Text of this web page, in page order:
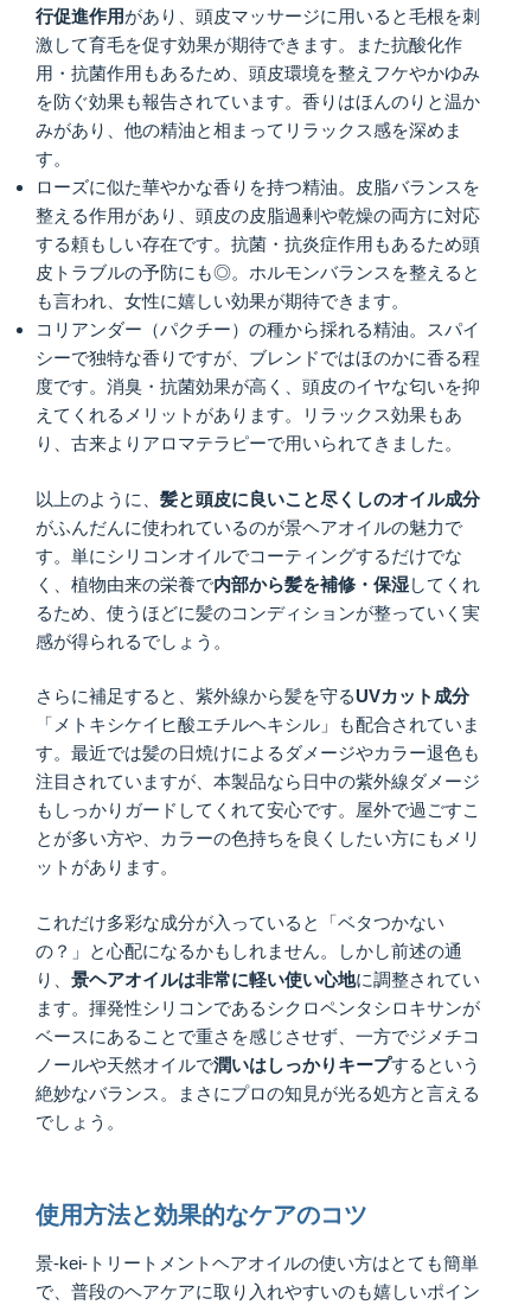
行促進作用があり、頭皮マッサージに用いると毛根を刺
激して育毛を促す効果が期待できます。また抗酸化作
用・抗菌作用もあるため、頭皮環境を整えフケやかゆみ
を防ぐ効果も報告されています。香りはほんのりと温か
みがあり、他の精油と相まってリラックス感を深めま
す。
ローズに似た華やかな香りを持つ精油。皮脂バランスを
整える作用があり、頭皮の皮脂過剰や乾燥の両方に対応
する頼もしい存在です。抗菌・抗炎症作用もあるため頭
皮トラブルの予防にも◎。ホルモンバランスを整えると
も言われ、女性に嬉しい効果が期待できます。
コリアンダー（パクチー）の種から採れる精油。スパイ
シーで独特な香りですが、ブレンドではほのかに香る程
度です。消臭・抗菌効果が高く、頭皮のイヤな匂いを抑
えてくれるメリットがあります。リラックス効果もあ
り、古来よりアロマテラピーで用いられてきました。
以上のように、 髪と頭皮に良いこと尽くしのオイル成分
がふんだんに使われているのが景ヘアオイルの魅力で
す。単にシリコンオイルでコーティングするだけでな
く、植物由来の栄養で内部から髪を補修・保湿してくれ
るため、使うほどに髪のコンディションが整っていく実
感が得られるでしょう。
さらに補足すると、紫外線から髪を守るUVカット成分
「メトキシケイヒ酸エチルヘキシル」も配合されていま
す。最近では髪の日焼けによるダメージやカラー退色も
注目されていますが、本製品なら日中の紫外線ダメージ
もしっかりガードしてくれて安心です。屋外で過ごすこ
とが多い方や、カラーの色持ちを良くしたい方にもメリ
ットがあります。
これだけ多彩な成分が入っていると「ベタつかない
の？」と心配になるかもしれません。しかし前述の通
り、 景ヘアオイルは非常に軽い使い心地に調整されてい
ます。揮発性シリコンであるシクロペンタシロキサンが
ベースにあることで重さを感じさせず、一方でジメチコ
ノールや天然オイルで潤いはしっかりキープするという
絶妙なバランス。まさにプロの知見が光る処方と言える
でしょう。
使用方法と効果的なケアのコツ
景-kei-トリートメントヘアオイルの使い方はとても簡単
で、普段のヘアケアに取り入れやすいのも嬉しいポイン